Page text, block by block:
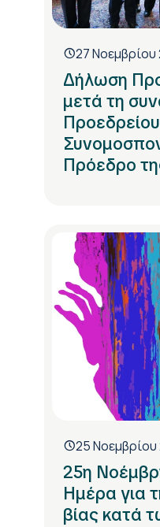
27 Νοεμβρίου
Δήλωση
μετά τη
Πρόεδρο
25 Νοεμβρίου
25η
Ημέρα για
βίας κατά